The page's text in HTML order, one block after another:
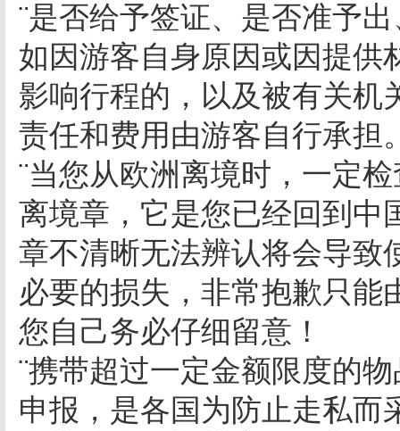
¨是否给予签证、是否准予
如因游客自身原因或因提供
影响行程的，以及被有关机
责任和费用由游客自行承担
¨当您从欧洲离境时，一定
离境章，它是您已经回到中
章不清晰无法辨认将会导致
必要的损失，非常抱歉只能
您自己务必仔细留意！
¨携带超过一定金额限度的
申报，是各国为防止走私而